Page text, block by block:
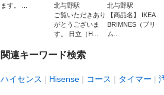
ます。 ...
北与野駅
ご覧いただきあり
がとうございま
す。 日立（H...
北与野駅
【商品名】 IKEA
BRIMNES（ブリ
ム...
関連キーワード検索
ハイセンス Hisense コース タイマー